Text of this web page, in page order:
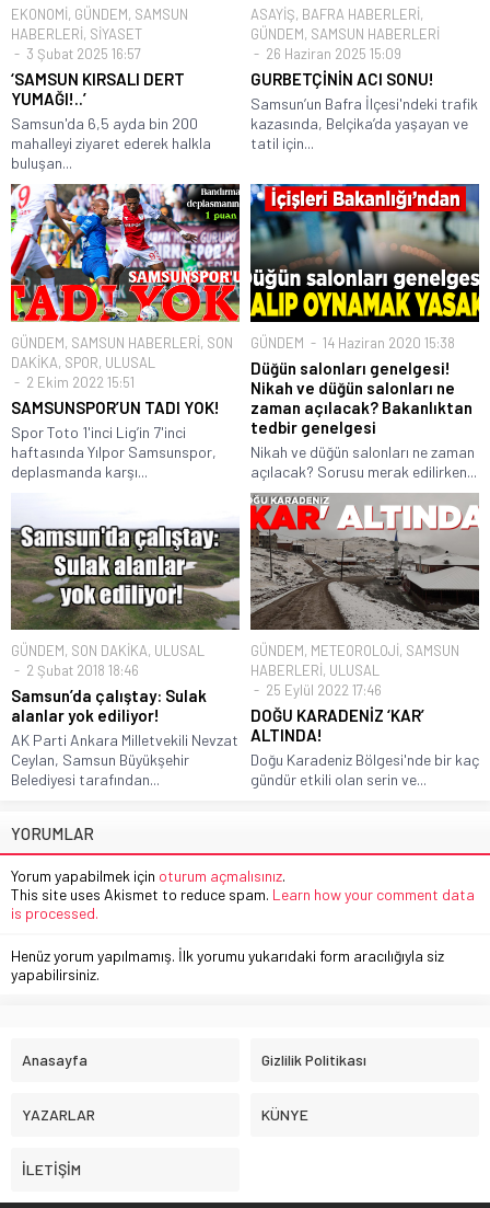
EKONOMİ, GÜNDEM, SAMSUN
HABERLERİ, SİYASET
3 Şubat 2025 16:57
‘SAMSUN KIRSALI DERT
YUMAĞI!..’
Samsun'da 6,5 ayda bin 200
mahalleyi ziyaret ederek halkla
buluşan...
ASAYİŞ, BAFRA HABERLERİ,
GÜNDEM, SAMSUN HABERLERİ
26 Haziran 2025 15:09
GURBETÇİNİN ACI SONU!
Samsun’un Bafra İlçesi'ndeki trafik
kazasında, Belçika’da yaşayan ve
tatil için...
GÜNDEM, SAMSUN HABERLERİ, SON
DAKİKA, SPOR, ULUSAL
2 Ekim 2022 15:51
SAMSUNSPOR’UN TADI YOK!
Spor Toto 1'inci Lig’in 7'inci
haftasında Yılpor Samsunspor,
deplasmanda karşı...
GÜNDEM 14 Haziran 2020 15:38
Düğün salonları genelgesi!
Nikah ve düğün salonları ne
zaman açılacak? Bakanlıktan
tedbir genelgesi
Nikah ve düğün salonları ne zaman
açılacak? Sorusu merak edilirken...
GÜNDEM, SON DAKİKA, ULUSAL
2 Şubat 2018 18:46
Samsun’da çalıştay: Sulak
alanlar yok ediliyor!
AK Parti Ankara Milletvekili Nevzat
Ceylan, Samsun Büyükşehir
Belediyesi tarafından...
GÜNDEM, METEOROLOJİ, SAMSUN
HABERLERİ, ULUSAL
25 Eylül 2022 17:46
DOĞU KARADENİZ ‘KAR’
ALTINDA!
Doğu Karadeniz Bölgesi'nde bir kaç
gündür etkili olan serin ve...
YORUMLAR
Yorum yapabilmek için oturum açmalısınız.
This site uses Akismet to reduce spam. Learn how your comment data
is processed.
Henüz yorum yapılmamış. İlk yorumu yukarıdaki form aracılığıyla siz
yapabilirsiniz.
Anasayfa Gizlilik Politikası
YAZARLAR KÜNYE
İLETİŞİM